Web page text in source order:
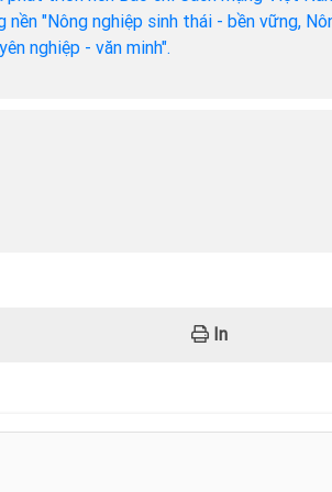
"Nông nghiệp sinh thái - bền vững,
nghiệp - văn minh".
In